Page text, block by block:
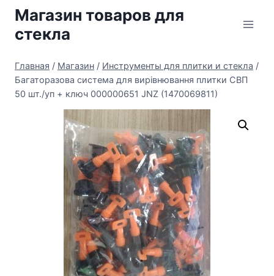
Перейти
содержимому
Магазин товаров для
стекла
Главная / Магазин / Инструменты для плитки и стекла /
Багаторазова система для вирівнювання плитки СВП
50 шт./уп + ключ 000000651 JNZ (1470069811)